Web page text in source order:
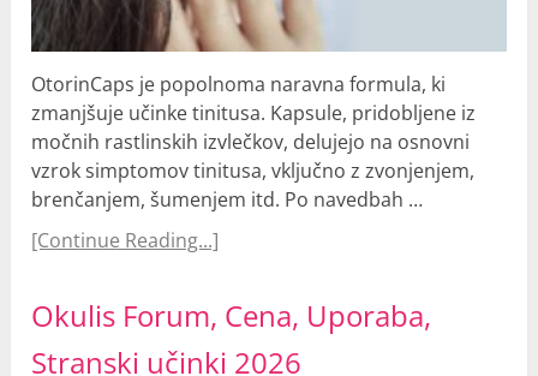
OtorinCaps je popolnoma naravna formula, ki
zmanjšuje učinke tinitusa. Kapsule, pridobljene iz
močnih rastlinskih izvlečkov, delujejo na osnovni
vzrok simptomov tinitusa, vključno z zvonjenjem,
brenčanjem, šumenjem itd. Po navedbah …
[Continue Reading...]
Okulis Forum, Cena, Uporaba,
Stranski učinki 2026